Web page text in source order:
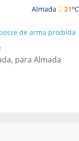
Almada 21oC
de arma proibida
necessários
detectam
problema de má
para Almada